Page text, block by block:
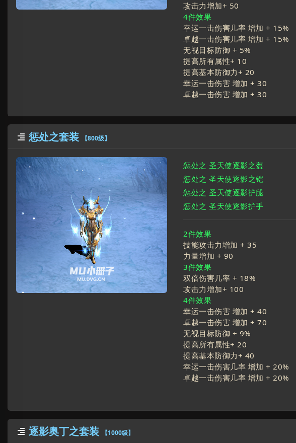
攻击力增加+ 50
4件效果
幸运一击伤害几率 增加 + 15%
卓越一击伤害几率 增加 + 15%
无视目标防御 + 5%
提高所有属性+ 10
提高基本防御力+ 20
幸运一击伤害 增加 + 30
卓越一击伤害 增加 + 30
 惩处之套装 【800级】
惩处之 圣天使逐影之盔
惩处之 圣天使逐影之铠
惩处之 圣天使逐影护腿
惩处之 圣天使逐影护手
2件效果
技能攻击力增加 + 35
力量增加 + 90
3件效果
双倍伤害几率 + 18%
攻击力增加+ 100
4件效果
幸运一击伤害 增加 + 40
卓越一击伤害 增加 + 70
无视目标防御 + 9%
提高所有属性+ 20
提高基本防御力+ 40
幸运一击伤害几率 增加 + 20%
卓越一击伤害几率 增加 + 20%
 逐影奥丁之套装 【1000级】